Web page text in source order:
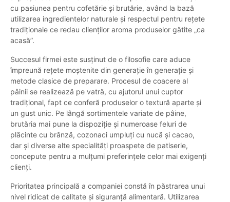
cu pasiunea pentru cofetărie și brutărie, având la bază
utilizarea ingredientelor naturale și respectul pentru rețete
tradiționale ce redau clienților aroma produselor gătite „ca
acasă”.
Succesul firmei este susținut de o filosofie care aduce
împreună rețete moștenite din generație în generație și
metode clasice de preparare. Procesul de coacere al
pâinii se realizează pe vatră, cu ajutorul unui cuptor
tradițional, fapt ce conferă produselor o textură aparte și
un gust unic. Pe lângă sortimentele variate de pâine,
brutăria mai pune la dispoziție și numeroase feluri de
plăcinte cu brânză, cozonaci umpluți cu nucă și cacao,
dar și diverse alte specialități proaspete de patiserie,
concepute pentru a mulțumi preferințele celor mai exigenți
clienți.
Prioritatea principală a companiei constă în păstrarea unui
nivel ridicat de calitate și siguranță alimentară. Utilizarea